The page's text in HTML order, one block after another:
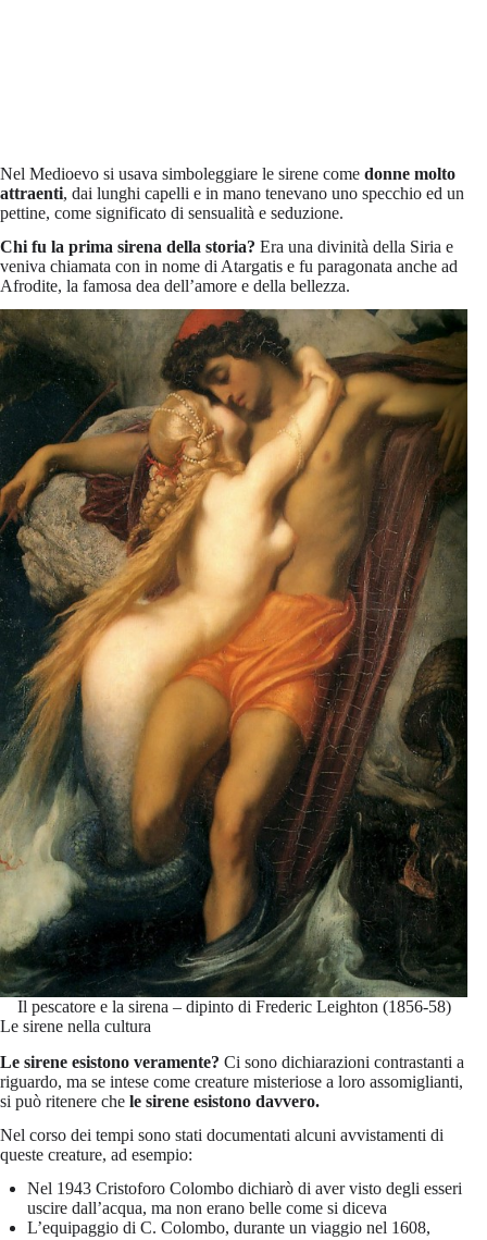
Nel Medioevo si usava simboleggiare le sirene come donne molto
attraenti, dai lunghi capelli e in mano tenevano uno specchio ed un
pettine, come significato di sensualità e seduzione.
Chi fu la prima sirena della storia? Era una divinità della Siria e
veniva chiamata con in nome di Atargatis e fu paragonata anche ad
Afrodite, la famosa dea dell’amore e della bellezza.
Il pescatore e la sirena – dipinto di Frederic Leighton (1856-58)
Le sirene nella cultura
Le sirene esistono veramente? Ci sono dichiarazioni contrastanti a
riguardo, ma se intese come creature misteriose a loro assomiglianti,
si può ritenere che le sirene esistono davvero.
Nel corso dei tempi sono stati documentati alcuni avvistamenti di
queste creature, ad esempio:
Nel 1943 Cristoforo Colombo dichiarò di aver visto degli esseri
uscire dall’acqua, ma non erano belle come si diceva
L’equipaggio di C. Colombo, durante un viaggio nel 1608,